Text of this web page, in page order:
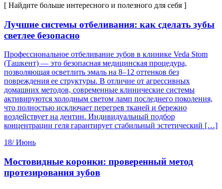
[ Найдите больше интересного и полезного для себя ]
Лучшие системы отбеливания: как сделать зубы
светлее безопасно
Профессиональное отбеливание зубов в клинике Veda Stom
(Ташкент) — это безопасная медицинская процедура,
позволяющая осветлить эмаль на 8–12 оттенков без
повреждения ее структуры. В отличие от агрессивных
домашних методов, современные клинические системы
активируются холодным светом ламп последнего поколения,
что полностью исключает перегрев тканей и бережно
воздействует на дентин. Индивидуальный подбор
концентрации геля гарантирует стабильный эстетический […]
18/ Июнь
Мостовидные коронки: проверенный метод
протезирования зубов